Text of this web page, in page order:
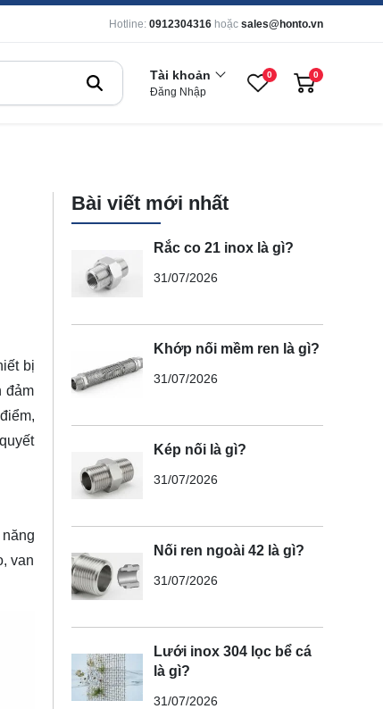
Hotline: 0912304316 hoặc sales@honto.vn
Tài khoản
Đăng Nhập
0 0
bị
đảm
van
Bài viết mới nhất
Rắc co 21 inox là gì?
31/07/2026
Khớp nối mềm ren là gì?
31/07/2026
Kép nối là gì?
31/07/2026
Nối ren ngoài 42 là gì?
31/07/2026
Lưới inox 304 lọc bể cá
là gì?
31/07/2026